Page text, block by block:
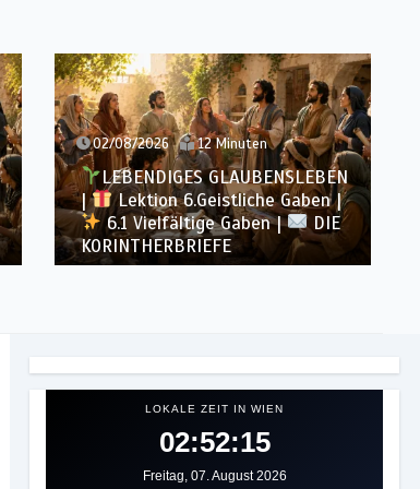
02/08/2026 12 Minuten
LEBENDIGES GLAUBENSLEBEN
|
Lektion 6.Geistliche Gaben |
6.1 Vielfältige Gaben |
DIE
KORINTHERBRIEFE
LOKALE ZEIT IN WIEN
02:52:17
Freitag, 07. August 2026